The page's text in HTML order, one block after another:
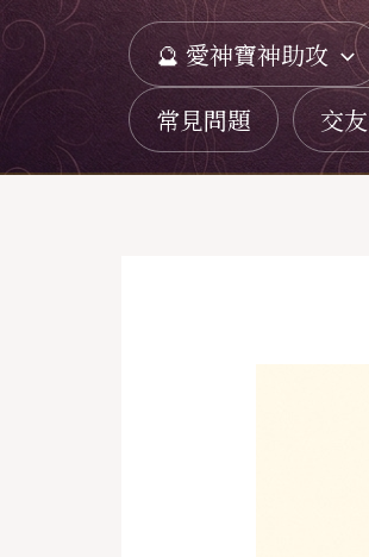
跳
至
主
要
內
🔮 愛神寶神助攻
常見問題
交